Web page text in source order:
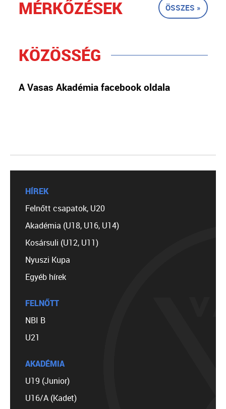
MÉRKŐZÉSEK
ÖSSZES »
KÖZÖSSÉG
A Vasas Akadémia facebook oldala
HÍREK
Felnőtt csapatok, U20
Akadémia (U18, U16, U14)
Kosársuli (U12, U11)
Nyuszi Kupa
Egyéb hírek
FELNŐTT
NBI B
U21
AKADÉMIA
U19 (Junior)
U16/A (Kadet)